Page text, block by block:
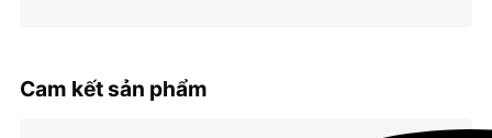
Cam kết sản phẩm